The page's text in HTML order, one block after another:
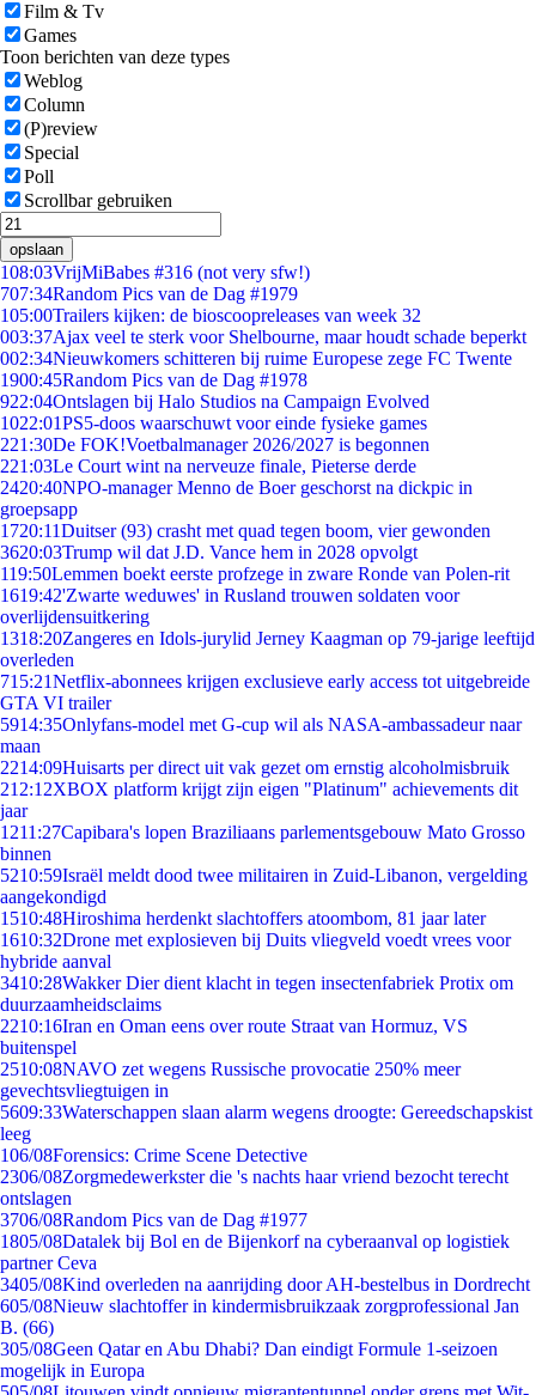
Film & Tv
Games
Toon berichten van deze types
Weblog
Column
(P)review
Special
Poll
Scrollbar gebruiken
opslaan
108:03VrijMiBabes #316 (not very sfw!)
707:34Random Pics van de Dag #1979
105:00Trailers kijken: de bioscoopreleases van week 32
003:37Ajax veel te sterk voor Shelbourne, maar houdt schade beperkt
002:34Nieuwkomers schitteren bij ruime Europese zege FC Twente
1900:45Random Pics van de Dag #1978
922:04Ontslagen bij Halo Studios na Campaign Evolved
1022:01PS5-doos waarschuwt voor einde fysieke games
221:30De FOK!Voetbalmanager 2026/2027 is begonnen
221:03Le Court wint na nerveuze finale, Pieterse derde
2420:40NPO-manager Menno de Boer geschorst na dickpic in
groepsapp
1720:11Duitser (93) crasht met quad tegen boom, vier gewonden
3620:03Trump wil dat J.D. Vance hem in 2028 opvolgt
119:50Lemmen boekt eerste profzege in zware Ronde van Polen-rit
1619:42'Zwarte weduwes' in Rusland trouwen soldaten voor
overlijdensuitkering
1318:20Zangeres en Idols-jurylid Jerney Kaagman op 79-jarige leeftijd
overleden
715:21Netflix-abonnees krijgen exclusieve early access tot uitgebreide
GTA VI trailer
5914:35Onlyfans-model met G-cup wil als NASA-ambassadeur naar
maan
2214:09Huisarts per direct uit vak gezet om ernstig alcoholmisbruik
212:12XBOX platform krijgt zijn eigen "Platinum" achievements dit
jaar
1211:27Capibara's lopen Braziliaans parlementsgebouw Mato Grosso
binnen
5210:59Israël meldt dood twee militairen in Zuid-Libanon, vergelding
aangekondigd
1510:48Hiroshima herdenkt slachtoffers atoombom, 81 jaar later
1610:32Drone met explosieven bij Duits vliegveld voedt vrees voor
hybride aanval
3410:28Wakker Dier dient klacht in tegen insectenfabriek Protix om
duurzaamheidsclaims
2210:16Iran en Oman eens over route Straat van Hormuz, VS
buitenspel
2510:08NAVO zet wegens Russische provocatie 250% meer
gevechtsvliegtuigen in
5609:33Waterschappen slaan alarm wegens droogte: Gereedschapskist
leeg
106/08Forensics: Crime Scene Detective
2306/08Zorgmedewerkster die 's nachts haar vriend bezocht terecht
ontslagen
3706/08Random Pics van de Dag #1977
1805/08Datalek bij Bol en de Bijenkorf na cyberaanval op logistiek
partner Ceva
3405/08Kind overleden na aanrijding door AH-bestelbus in Dordrecht
605/08Nieuw slachtoffer in kindermisbruikzaak zorgprofessional Jan
B. (66)
305/08Geen Qatar en Abu Dhabi? Dan eindigt Formule 1-seizoen
mogelijk in Europa